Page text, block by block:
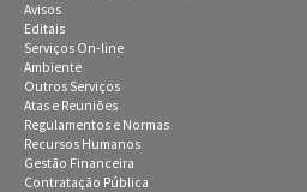
Avisos
Editais
Serviços On-line
Ambiente
Outros Serviços
Atas e Reuniões
Regulamentos e Normas
Recursos Humanos
Gestão Financeira
Contratação Pública